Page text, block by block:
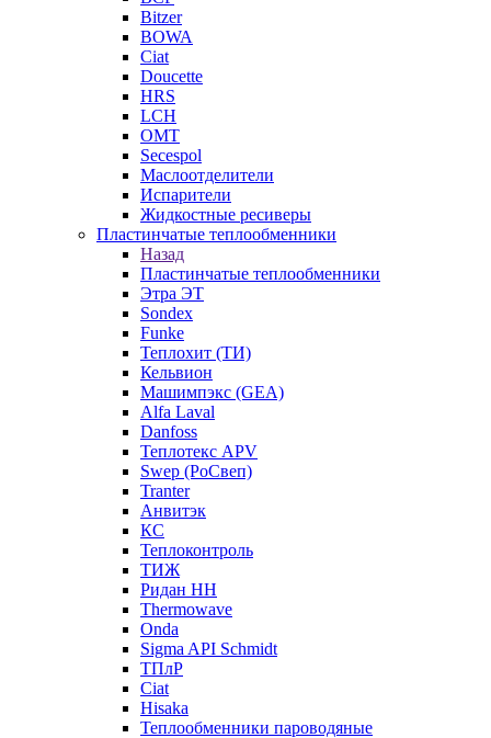
Bitzer
BOWA
Ciat
Doucette
HRS
LCH
OMT
Secespol
Маслоотделители
Испарители
Жидкостные ресиверы
Пластинчатые теплообменники
Назад
Пластинчатые теплообменники
Этра ЭТ
Sondex
Funke
Теплохит (ТИ)
Кельвион
Машимпэкс (GEA)
Alfa Laval
Danfoss
Теплотекс APV
Swep (РоСвеп)
Tranter
Анвитэк
КС
Теплоконтроль
ТИЖ
Ридан НН
Thermowave
Onda
Sigma API Schmidt
ТПлР
Ciat
Hisaka
Теплообменники пароводяные